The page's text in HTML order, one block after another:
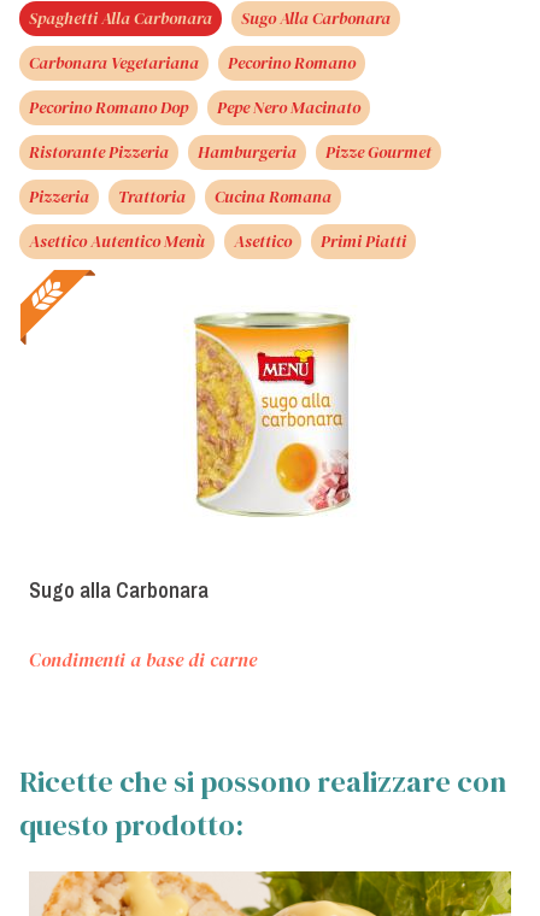
Spaghetti Alla Carbonara
Sugo Alla Carbonara
Carbonara Vegetariana
Pecorino Romano
Pecorino Romano Dop
Pepe Nero Macinato
Ristorante Pizzeria
Hamburgeria
Pizze Gourmet
Pizzeria
Trattoria
Cucina Romana
Asettico Autentico Menù
Asettico Primi Piatti
Sugo alla Carbonara
Condimenti a base di carne
Ricette che si possono realizzare con
questo prodotto: